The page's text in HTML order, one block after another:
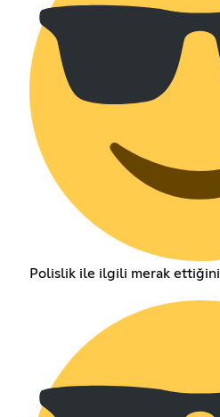
Polislik ile ilgili merak